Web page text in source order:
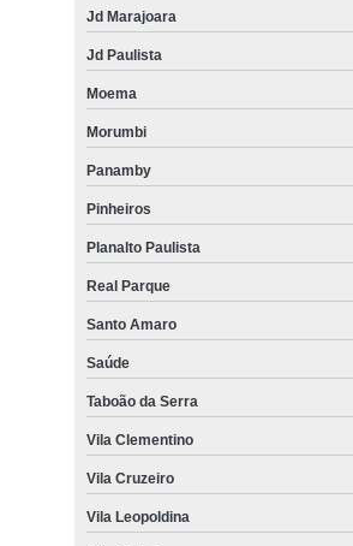
Jd Marajoara
Jd Paulista
Moema
Morumbi
Panamby
Pinheiros
Planalto Paulista
Real Parque
Santo Amaro
Saúde
Taboão da Serra
Vila Clementino
Vila Cruzeiro
Vila Leopoldina